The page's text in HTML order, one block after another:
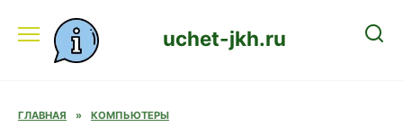
содержанию
uchet-jkh.ru
ГЛАВНАЯ » КОМПЬЮТЕРЫ